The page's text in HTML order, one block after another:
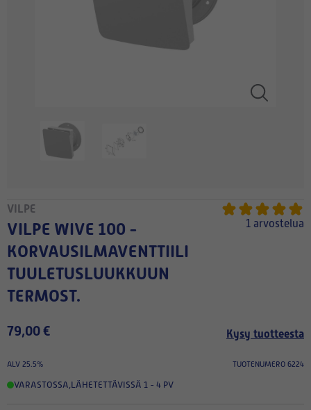
VILPE
VILPE WIVE 100 -
KORVAUSILMAVENTTIILI
TUULETUSLUUKKUUN
TERMOST.
1 arvostelua
79,00 € Kysy tuotteesta
ALV 25.5% TUOTENUMERO 6224
VARASTOSSA,LÄHETETTÄVISSÄ 1 - 4 PV